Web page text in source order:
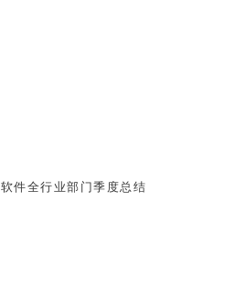
软件全行业部门季度总结